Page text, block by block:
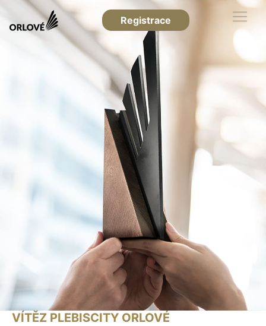
Registrace
VÍTĚZ PLEBISCITY ORLOVÉ